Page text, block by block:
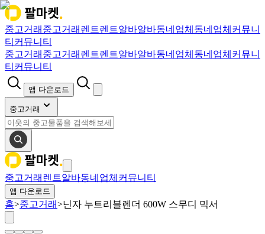
중고거래 중고거래 렌트렌트알바알바동네업체 동네업체 커뮤니
티 커뮤니티
중고거래 중고거래 렌트렌트알바알바동네업체 동네업체 커뮤니
티 커뮤니티
앱 다운로드
중고거래
중고거래 렌트알바동네업체 커뮤니티
앱 다운로드
홈>중고거래>닌자 누트리블렌더 600W 스무디 믹서